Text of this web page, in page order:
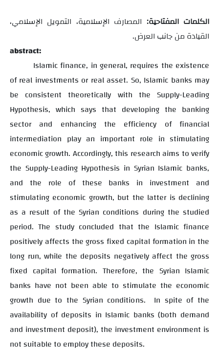
الكلمات المفتاحية: المصارف الإسلامية، التمويل الإسلامي،
القيادة من جانب العرض.
abstract:
Islamic finance, in general, requires the existence
of real investments or real asset. So, Islamic banks may
be consistent theoretically with the Supply-Leading
Hypothesis, which says that developing the banking
sector and enhancing the efficiency of financial
intermediation play an important role in stimulating
economic growth. Accordingly, this research aims to verify
the Supply-Leading Hypothesis in Syrian Islamic banks,
and the role of these banks in investment and
stimulating economic growth, but the latter is declining
as a result of the Syrian conditions during the studied
period. The study concluded that the Islamic finance
positively affects the gross fixed capital formation in the
long run, while the deposits negatively affect the gross
fixed capital formation. Therefore, the Syrian Islamic
banks have not been able to stimulate the economic
growth due to the Syrian conditions.
In spite of the
availability of deposits in Islamic banks (both demand
and investment deposit), the investment environment is
not suitable to employ these deposits.